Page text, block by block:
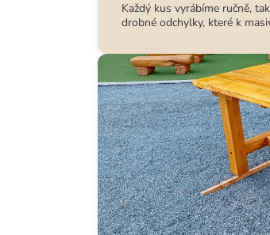
Každý kus vyrábíme ručně,
drobné odchylky, které k